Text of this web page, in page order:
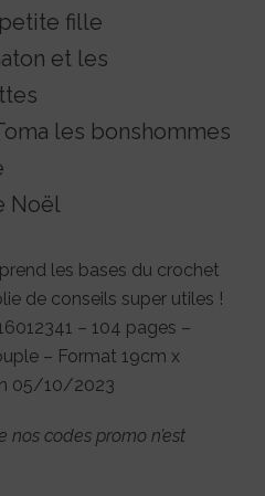
fille
et les
les bonshommes
Noël
les bases du crochet
de conseils super utiles !
– 104 pages –
– Format 19cm x
05/10/2023
nos codes promo n’est